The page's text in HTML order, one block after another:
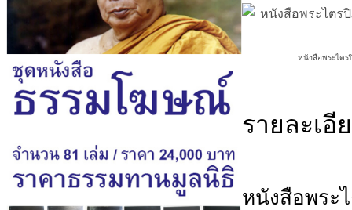
หนังสือพระไต
รายละเ
หนังสือพระ